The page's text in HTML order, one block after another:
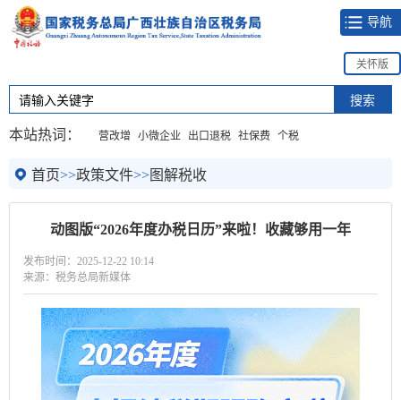
导航
关怀版
本站热词： 营改增 小微企业 出口退税 社保费 个税
首页>>政策文件>>图解税收
动图版“2026年度办税日历”来啦！收藏够用一年
发布时间：2025-12-22 10:14
来源：税务总局新媒体